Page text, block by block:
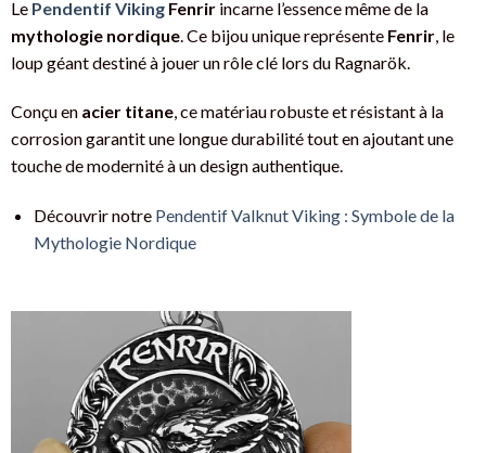
Le Pendentif VikingFenririncarne l’essence même de la
mythologie nordique. Ce bijou unique représente Fenrir, le
loup géant destiné à jouer un rôle clé lors du Ragnarök.
Conçu en acier titane, ce matériau robuste et résistant à la
corrosion garantit une longue durabilité tout en ajoutant une
touche de modernité à un design authentique.
Découvrir notre Pendentif Valknut Viking : Symbole de la
Mythologie Nordique